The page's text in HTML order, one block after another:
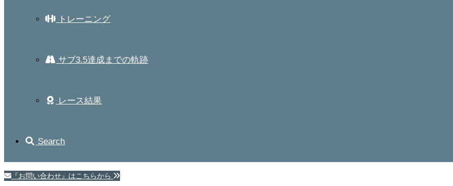
トレーニング
サブ3.5達成までの軌跡
レース結果
Search
『お問い合わせ』はこちらから